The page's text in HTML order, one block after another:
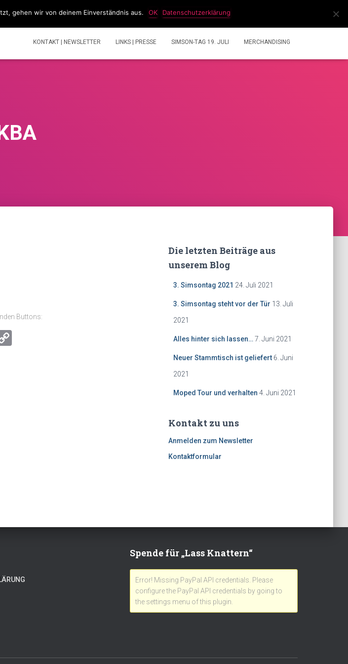
SIMSON TOUREN | VIDEOS 2 TAKT GEMISCHRECHNER
KONTAKT | NEWSLETTER LINKS | PRESSE SIMSON-TAG 19. JULI MERCHANDISING
Buttons:
Die letzten Beiträge aus
unserem Blog
3. Simsontag 2021 24. Juli 2021
3. Simsontag steht vor der Tür 13. Juli
2021
Alles hinter sich lassen… 7. Juni 2021
Neuer Stammtisch ist geliefert 6. Juni
2021
Moped Tour und verhalten 4. Juni 2021
Kontakt zu uns
Anmelden zum Newsletter
Kontaktformular
Spende für „Lass Knattern“
Error! Missing PayPal API credentials. Please
configure the PayPal API credentials by going to
the settings menu of this plugin.
gehen wir von deinem Einverständnis aus. OK Datenschutzerklärung